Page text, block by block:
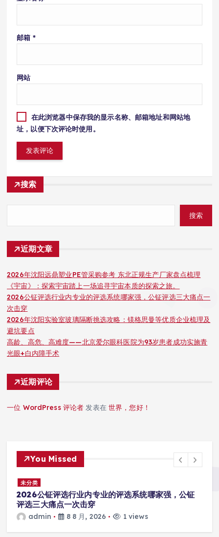
邮箱 *
网站
在此浏览器中保存我的显示名称、邮箱地址和网站地
址，以便下次评论时使用。
搜索
搜索
近期文章
2026年沈阳远鼎塑业PE管采购参考 东北正规生产厂家盘点梳理
《宇宙》：探索宇宙踏上一场追寻宇宙本质的探索之旅。
2026公钲评选行业内专业的评选系统哪家强，公钲评选三大痛点一
次击穿
2026年沈阳实验室玻璃隔断挑选攻略：镁格思曼等优质企业梳理及
避坑要点
高龄、高危、高难度——北京爱尔眼科医院为93岁患者成功实施青
光眼+白内障手术
近期评论
一位 WordPress 评论者 发表在世界，您好！
You Missed
未分类
2026公钲评选行业内专业的评选系统哪家强，公钲
评选三大痛点一次击穿
admin 8 8 月, 2026 1 views